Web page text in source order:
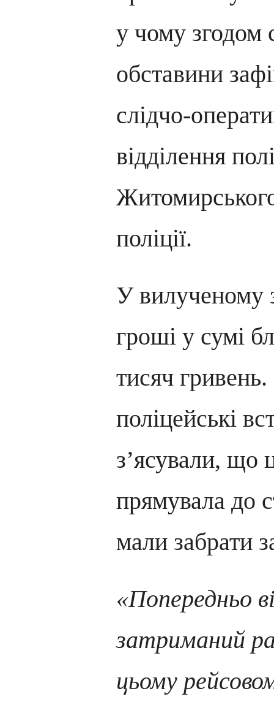
у чому згодом
обставини
слідчо-
відділення
поліції.
У вилученому
гроші у сумі
тисяч
поліцейські
з’ясували, що
прямувала до
мали забрати
«Попередньо
затриманий
цьому